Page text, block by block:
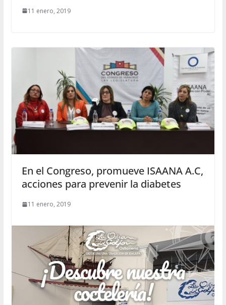
11 enero, 2019
En el Congreso, promueve ISAANA A.C,
acciones para prevenir la diabetes
11 enero, 2019